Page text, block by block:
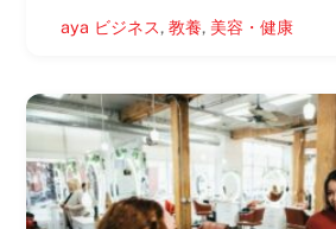
aya ビジネス, 教養, 美容・健康